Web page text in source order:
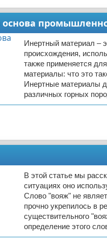
Инертный материал –
происхождения,
также применяется
материалы: что это
Инертные материалы
различных горных
В этой статье мы
ситуациях оно
Слово "вояж" не
прочно укрепилось в
существительного
определение этого